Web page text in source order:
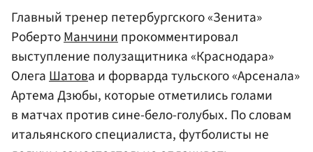
Главный тренер петербургского «Зенита»
РобертоМанчинипрокомментировал
выступление полузащитника «Краснодара»
ОлегаШатова и форварда тульского «Арсенала»
Артема Дзюбы, которые отметились голами
в матчах против сине-бело-голубых. По словам
итальянского специалиста, футболисты не